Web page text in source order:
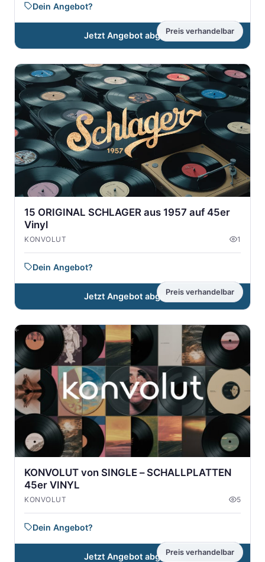
Preis verhandelbar
Dein Angebot?
Jetzt Angebot abgeben
Preis verhandelbar
15 ORIGINAL SCHLAGER aus 1957 auf 45er
Vinyl
KONVOLUT 1
Dein Angebot?
Jetzt Angebot abgeben
Preis verhandelbar
KONVOLUT von SINGLE – SCHALLPLATTEN
45er VINYL
KONVOLUT 5
Dein Angebot?
Jetzt Angebot abgeben